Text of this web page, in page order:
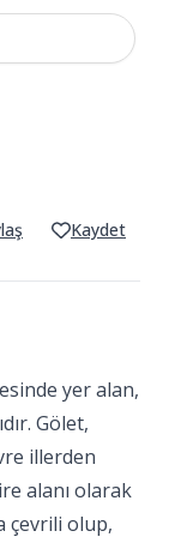
/5
Kaydet
yer alan,
Gölet,
illerden
alanı olarak
çevrili olup,